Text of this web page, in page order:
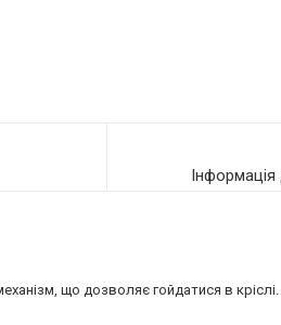
що дозволяє гойдатися в кріслі.